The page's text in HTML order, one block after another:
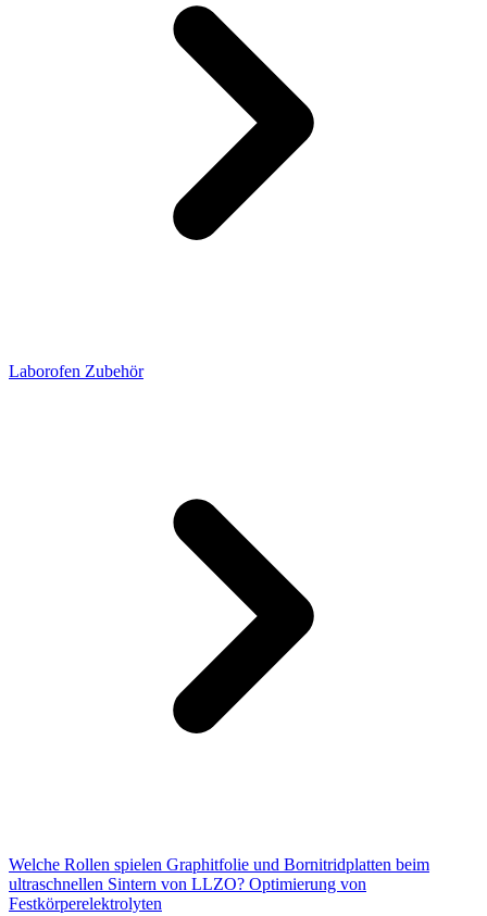
Laborofen Zubehör
Welche Rollen spielen Graphitfolie und Bornitridplatten beim
ultraschnellen Sintern von LLZO? Optimierung von
Festkörperelektrolyten